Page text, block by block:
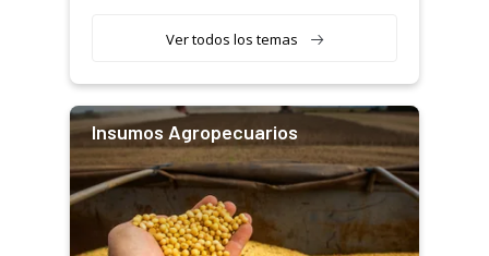
Ver todos los temas
Insumos Agropecuarios